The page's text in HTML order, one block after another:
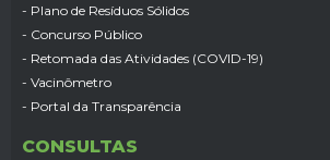
- Plano de Resíduos Sólidos
- Concurso Público
- Retomada das Atividades (COVID-19)
- Vacinômetro
- Portal da Transparência
CONSULTAS